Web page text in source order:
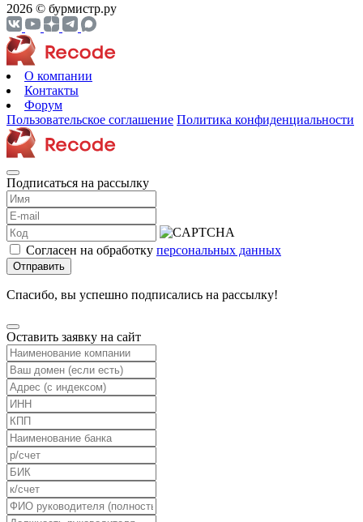
2026 © бурмистр.ру
О компании
Контакты
Форум
Пользовательское соглашение Политика конфиденциальности
Подписаться на рассылку
Согласен на обработку персональных данных
Отправить
Спасибо, вы успешно подписались на рассылку!
Оставить заявку на сайт